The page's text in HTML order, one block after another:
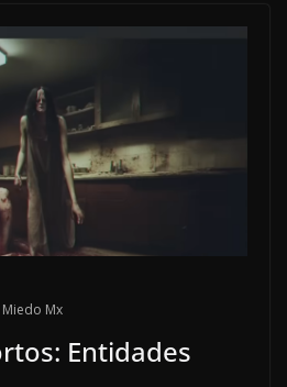
Mx
Entidades